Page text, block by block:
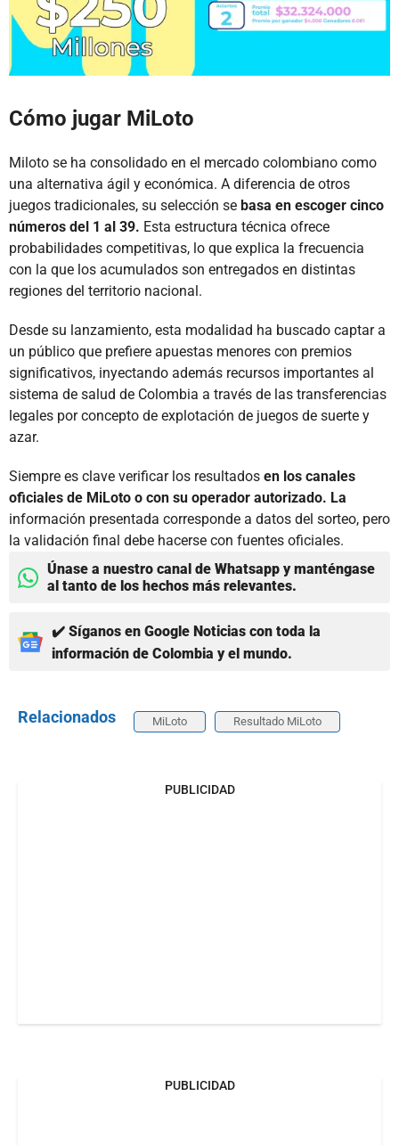
Cómo jugar MiLoto
Miloto se ha consolidado en el mercado colombiano como
una alternativa ágil y económica. A diferencia de otros
juegos tradicionales, su selección se basa en escoger cinco
números del 1 al 39. Esta estructura técnica ofrece
probabilidades competitivas, lo que explica la frecuencia
con la que los acumulados son entregados en distintas
regiones del territorio nacional.
Desde su lanzamiento, esta modalidad ha buscado captar a
un público que prefiere apuestas menores con premios
significativos, inyectando además recursos importantes al
sistema de salud de Colombia a través de las transferencias
legales por concepto de explotación de juegos de suerte y
azar.
Siempre es clave verificar los resultados en los canales
oficiales de MiLoto o con su operador autorizado. La
información presentada corresponde a datos del sorteo, pero
la validación final debe hacerse con fuentes oficiales.
Únase a nuestro canal de Whatsapp y manténgase
al tanto de los hechos más relevantes.
✔️ Síganos en Google Noticias con toda la
información de Colombia y el mundo.
Relacionados MiLoto Resultado MiLoto
PUBLICIDAD
PUBLICIDAD